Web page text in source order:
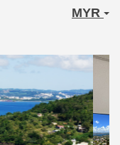
MYR
Next